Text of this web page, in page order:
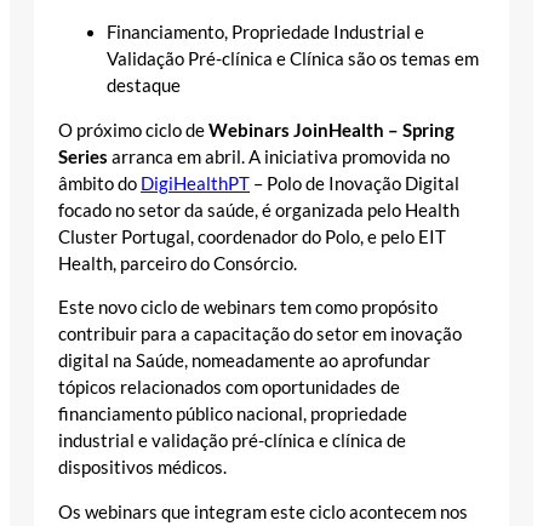
Financiamento, Propriedade Industrial e
Validação Pré-clínica e Clínica são os temas em
destaque
O próximo ciclo deWebinars JoinHealth – Spring
Series arranca em abril. A iniciativa promovida no
âmbito do DigiHealthPT – Polo de Inovação Digital
focado no setor da saúde, é organizada pelo Health
Cluster Portugal, coordenador do Polo, e pelo EIT
Health, parceiro do Consórcio.
Este novo ciclo de webinars tem como propósito
contribuir para a capacitação do setor em inovação
digital na Saúde, nomeadamente ao aprofundar
tópicos relacionados com oportunidades de
financiamento público nacional, propriedade
industrial e validação pré-clínica e clínica de
dispositivos médicos.
Os webinars que integram este ciclo acontecem nos